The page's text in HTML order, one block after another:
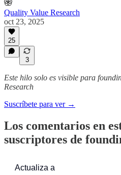
Quality Value Research
oct 23, 2025
25
3
Este hilo solo es visible para
Research
Suscríbete para ver →
Los comentarios en
suscriptores de
Actualiza a